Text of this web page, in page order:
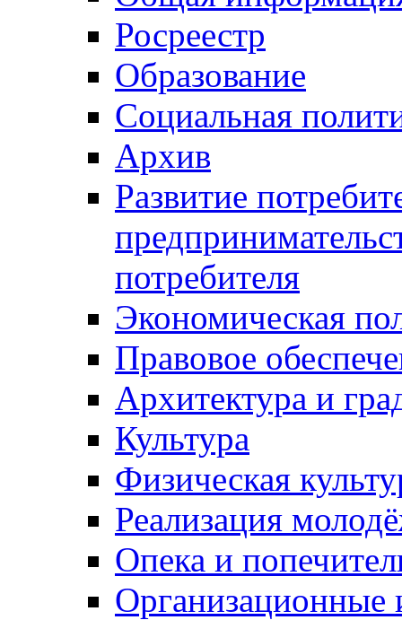
Росреестр
Образование
Социальная
Архив
Развитие
потребителя
Экономическая
Правовое
Архитектура и
Культура
Физическая
Реализация
Опека и